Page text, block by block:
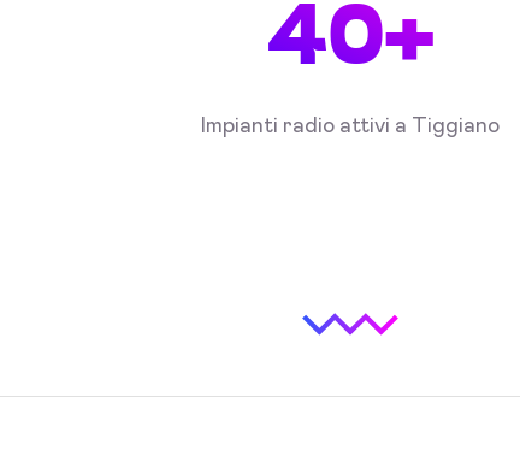
40+
Impianti radio attivi a Tiggiano